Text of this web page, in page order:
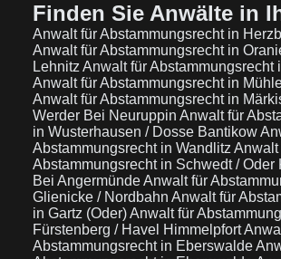
Finden Sie Anwälte in
Anwalt für Abstammungsrecht in
Anwalt für Abstammungsrecht in
Lehnitz Anwalt für Abstammungsrecht
Anwalt für Abstammungsrecht in
Anwalt für Abstammungsrecht in
Werder Bei Neuruppin Anwalt für
in Wusterhausen / Dosse Bantikow
Abstammungsrecht in Wandlitz Anwalt
Abstammungsrecht in Schwedt / Oder
Bei AngermündeAnwalt für
Glienicke / Nordbahn Anwalt für
in Gartz (Oder)Anwalt für
Fürstenberg / Havel Himmelpfort
Abstammungsrecht in Eberswalde